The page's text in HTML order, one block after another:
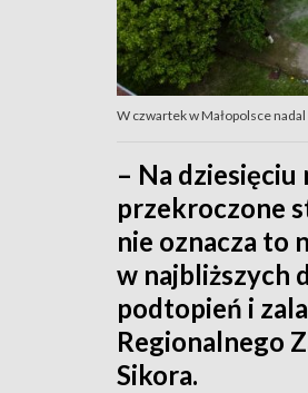
W czwartek w Małopolsce
– Na
przekroczone
nie oznacza to
w najbliższych
podtopień i
Regionalnego
Sikora.